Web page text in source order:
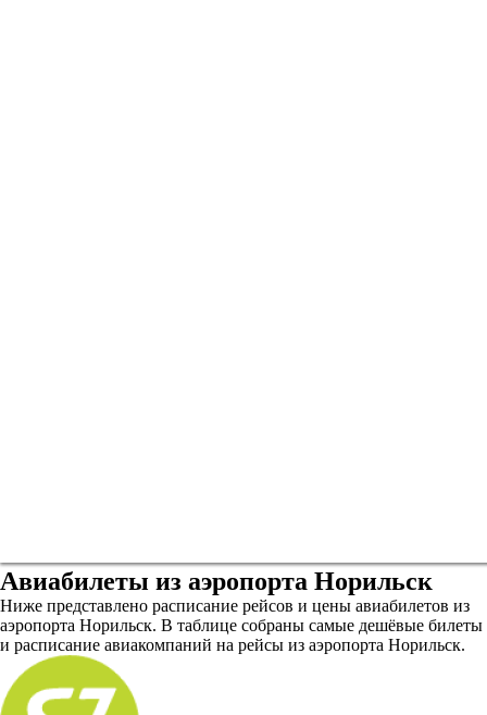
Авиабилеты из аэропорта Норильск
Ниже представлено расписание рейсов и цены авиабилетов из
аэропорта Норильск. В таблице собраны самые дешёвые билеты
и расписание авиакомпаний на рейсы из аэропорта Норильск.